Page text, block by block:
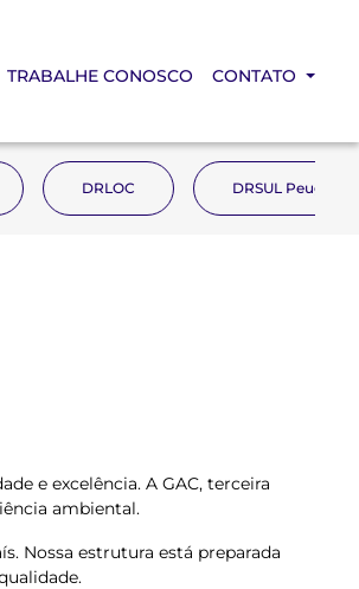
TRABALHE CONOSCO CONTATO
DRLOC DRSUL Peugeot
e excelência. A GAC, terceira
ambiental.
Nossa estrutura está preparada